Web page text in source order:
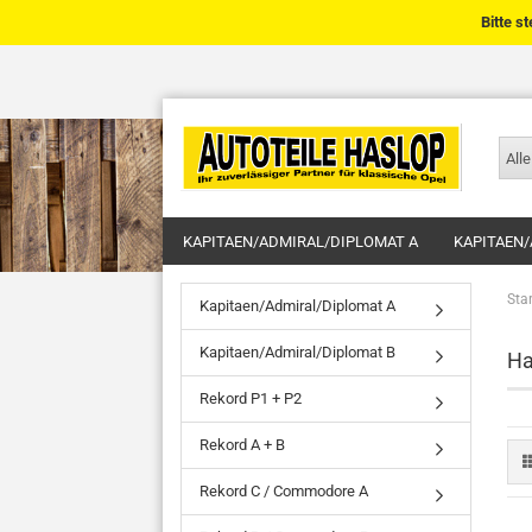
Alle
Bitte
KAPITAEN/ADMIRAL/DIPLOMAT A
Kapitaen/Admiral/Diplomat A
Kapitaen/Admiral/Diplomat B
Rekord P1 + P2
Rekord A + B
Rekord C / Commodore A